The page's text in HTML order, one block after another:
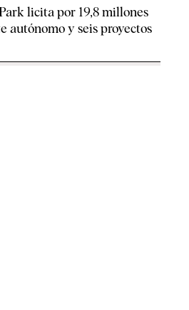
licita por 19,8 millones
autónomo y seis proyectos